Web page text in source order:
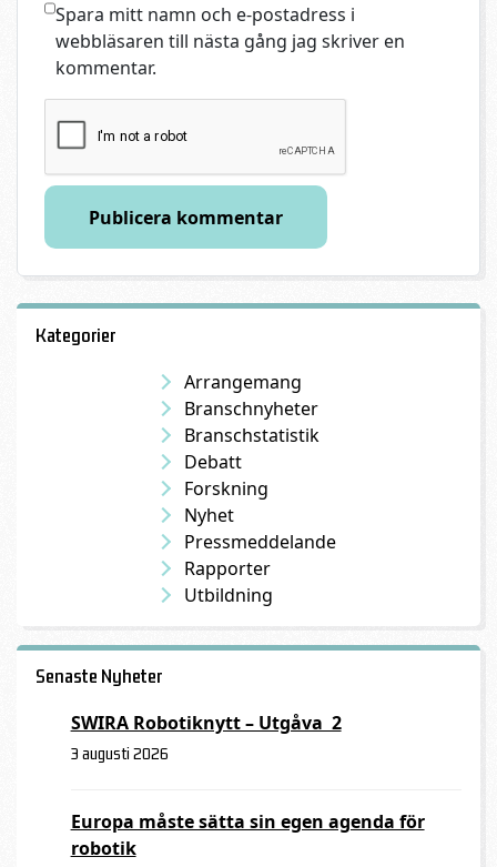
Spara mitt namn och e-postadress i
webbläsaren till nästa gång jag skriver en
kommentar.
Kategorier
Arrangemang
Branschnyheter
Branschstatistik
Debatt
Forskning
Nyhet
Pressmeddelande
Rapporter
Utbildning
Senaste Nyheter
SWIRA Robotiknytt – Utgåva 2
3 augusti 2026
Europa måste sätta sin egen agenda för
robotik